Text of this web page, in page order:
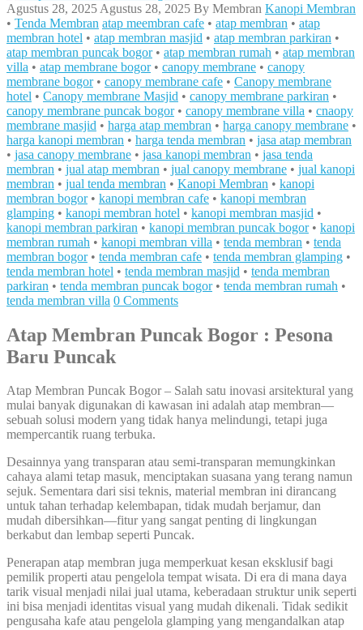
Agustus 28, 2025 Agustus 28, 2025 By Membran Kanopi Membran
• Tenda Membran atap meembran cafe • atap membran • atap
membran hotel • atap membran masjid • atap membran parkiran •
atap membran puncak bogor• atap membran rumah • atap membran
villa • atap membrane bogor• canopy membrane • canopy
membrane bogor• canopy membrane cafe • Canopy membrane
hotel • Canopy membrane Masjid • canopy membrane parkiran •
canopy membrane puncak bogor• canopy membrane villa • cnaopy
membrane masjid • harga atap membran • harga canopy membrane •
harga kanopi membran • harga tenda membran • jasa atap membran
• jasa canopy membrane • jasa kanopi membran • jasa tenda
membran • jual atap membran • jual canopy membrane • jual kanopi
membran • jual tenda membran • Kanopi Membran • kanopi
membran bogor• kanopi membran cafe • kanopi membran
glamping • kanopi membran hotel • kanopi membran masjid •
kanopi membran parkiran • kanopi membran puncak bogor• kanopi
membran rumah • kanopi membran villa • tenda membran • tenda
membran bogor• tenda membran cafe • tenda membran glamping •
tenda membran hotel • tenda membran masjid • tenda membran
parkiran • tenda membran puncak bogor• tenda membran rumah •
tenda membran villa 0 Comments
Atap Membran Puncak Bogor : Pesona
Baru Puncak
Atap Membran Puncak Bogor – Salah satu inovasi arsitektural yang
mulai banyak digunakan di kawasan ini adalah atap membran—
sebuah solusi modern yang tidak hanya melindungi, tetapi juga
mempercantik ruang terbuka.
Desainnya yang transparan atau semi-transparan memungkinkan
cahaya alami tetap masuk, menciptakan suasana yang terang namun
sejuk. Sementara dari sisi teknis, material membran ini dirancang
untuk tahan terhadap kelembapan, tidak mudah berjamur, dan
mudah dibersihkan—fitur yang sangat penting di lingkungan
berkabut dan lembap seperti Puncak.
Penerapan atap membran juga memperkuat kesan eksklusif bagi
pemilik properti atau pengelola tempat wisata. Di era di mana daya
tarik visual menjadi nilai jual utama, keberadaan struktur unik seperti
ini bisa menjadi identitas visual yang mudah dikenali. Tidak sedikit
pengusaha kafe atau pengelola glamping yang mengandalkan atap